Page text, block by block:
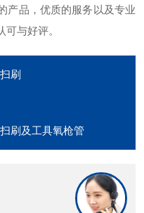
产品，优质的服务以及专业
与好评。
刷
刷及工具氧枪管